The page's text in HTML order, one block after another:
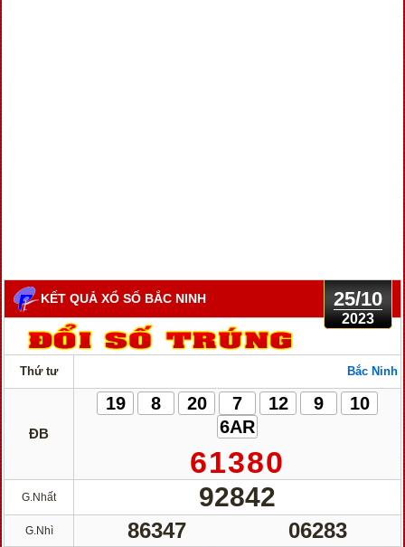
25/10
2023
KẾT QUẢ XỔ SỐ BẮC NINH
Thứ tư Bắc Ninh
ĐB
19 8 20 7 12 9
10
6AR
61380
G.Nhất 92842
G.Nhì 86347 06283